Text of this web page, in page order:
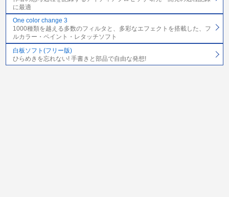
に最適
One color change 3
1000種類を越える多数のフィルタと、多彩なエフェクトを搭載した、フ
ルカラー・ペイント・レタッチソフト
白板ソフト(フリー版)
ひらめきを忘れない! 手書きと部品で自由な発想!